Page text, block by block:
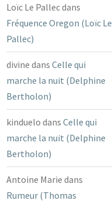
Loïc Le Pallecdans
Fréquence Oregon (Loïc Le
Pallec)
divine dans Celle qui
marche la nuit (Delphine
Bertholon)
kinduelo dans Celle qui
marche la nuit (Delphine
Bertholon)
Antoine Marie dans
Rumeur (Thomas